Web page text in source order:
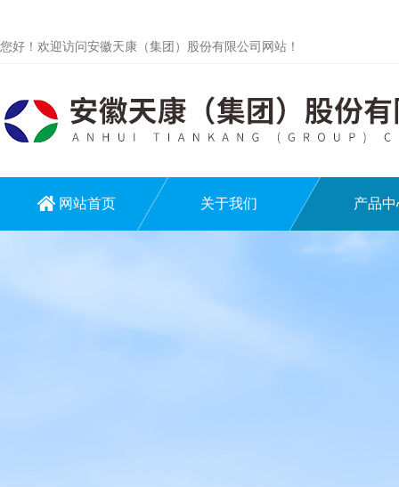
您好！欢迎访问安徽天康（集团）股份有限公司网站！
网站首页 关于我们 产品中